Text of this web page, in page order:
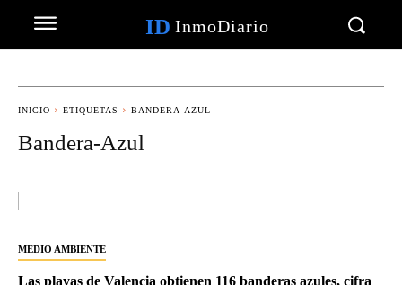
ID InmoDiario
INICIO ETIQUETAS BANDERA-AZUL
Bandera-Azul
MEDIO AMBIENTE
Las playas de Valencia obtienen 116 banderas azules, cifra